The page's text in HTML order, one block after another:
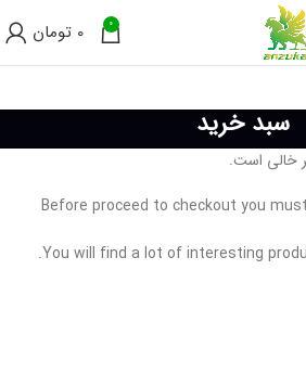
0
0 تومان
سبد خرید
خالی است.
Before proceed to checkout you
You will find a lot of interesting